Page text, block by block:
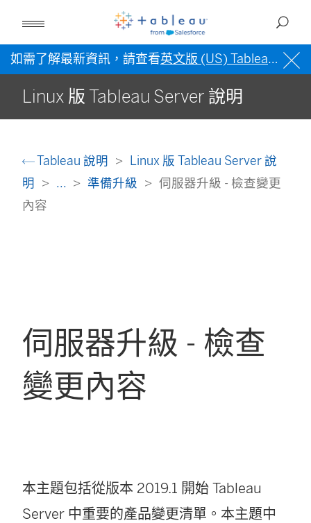
如需了解最新資訊，請查看英文版 (US) Tableau 說明
Linux 版 Tableau Server 說明
Tableau 說明
Linux 版 Tableau Server 說
明
... 準備升級
伺服器升級 - 檢查變更
內容
伺服器升級 - 檢查
變更內容
本主題包括從版本 2019.1 開始 Tableau
Server 中重要的產品變更清單。本主題中